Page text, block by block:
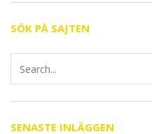
SÖK PÅ SAJTEN
SENASTE INLÄGGEN